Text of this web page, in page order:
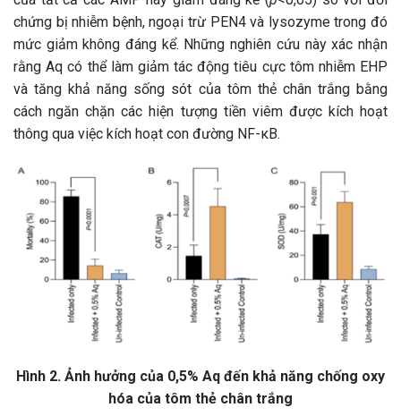
chứng bị nhiễm bệnh, ngoại trừ PEN4 và lysozyme trong đó
mức giảm không đáng kể. Những nghiên cứu này xác nhận
rằng Aq có thể làm giảm tác động tiêu cực tôm nhiễm EHP
và tăng khả năng sống sót của tôm thẻ chân trắng bằng
cách ngăn chặn các hiện tượng tiền viêm được kích hoạt
thông qua việc kích hoạt con đường NF-κB.
Hình 2. Ảnh hưởng của 0,5% Aq đến khả năng chống oxy
hóa của tôm thẻ chân trắng